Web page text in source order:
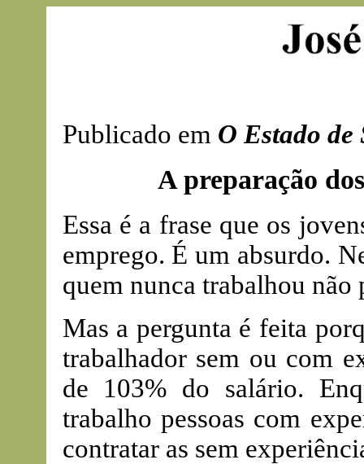
Publicado em O Estado de
A preparação
Essa é a frase que os
emprego. É um absurdo.
quem nunca trabalhou não
Mas a pergunta é feita
trabalhador sem ou com
de 103% do salário.
trabalho pessoas com
contratar as sem